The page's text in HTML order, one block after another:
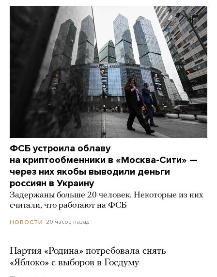
ФСБ устроила облаву
на криптообменники в «Москва-Сити» —
через них якобы выводили деньги
россиян в Украину
Задержаны больше 20 человек. Некоторые из них
считали, что работают на ФСБ
НОВОСТИ 20 часов назад
Партия «Родина» потребовала снять
«Яблоко» с выборов в Госдуму